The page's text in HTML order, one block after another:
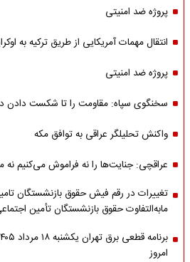
پروژه ضد امنیتی
انتقال مهمات آمریکایی از طریق ترکیه به
پروژه ضد امنیتی
سخنگوی سپاه: مقاومت را تا شکست دادن
واکنش تحلیلگر عراقی به توافق مکه
عراقچی: جنایت‌ها را نه فراموش می‌کنیم
تغییرات در رقم فیش حقوق بازنشستگان
مابه‌التفاوت حقوق بازنشستگان تأمین
امروز